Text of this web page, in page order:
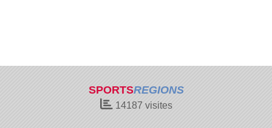
SPORTSREGIONS
14187 visites